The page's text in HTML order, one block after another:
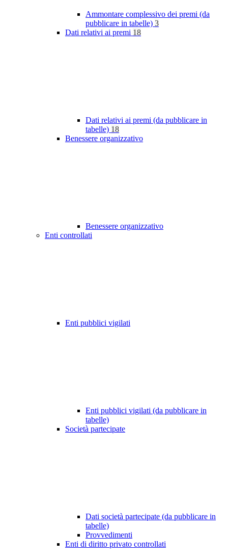
Ammontare complessivo dei premi (da
pubblicare in tabelle) 3
Dati relativi ai premi 18
Dati relativi ai premi (da pubblicare in
tabelle) 18
Benessere organizzativo
Benessere organizzativo
Enti controllati
Enti pubblici vigilati
Enti pubblici vigilati (da pubblicare in
tabelle)
Società partecipate
Dati società partecipate (da pubblicare in
tabelle)
Provvedimenti
Enti di diritto privato controllati